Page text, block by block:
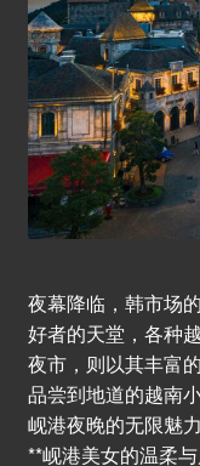
夜幕降临，韩市场
好者的天堂，各种
夜市，则以其丰富
品尝到地道的越南
岘港夜晚的无限魅力
**岘港美女的温柔